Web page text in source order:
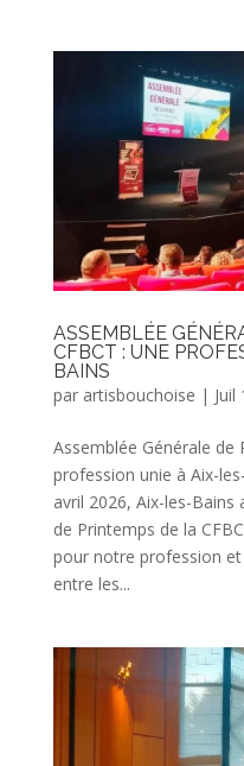
ASSEMBLÉE
CFBCT : UNE
BAINS
par artisbouchoise | Juil
Assemblée Générale de
profession unie à Aix-
avril 2026, Aix-les-Bains
de Printemps de la
pour notre profession
entre les...